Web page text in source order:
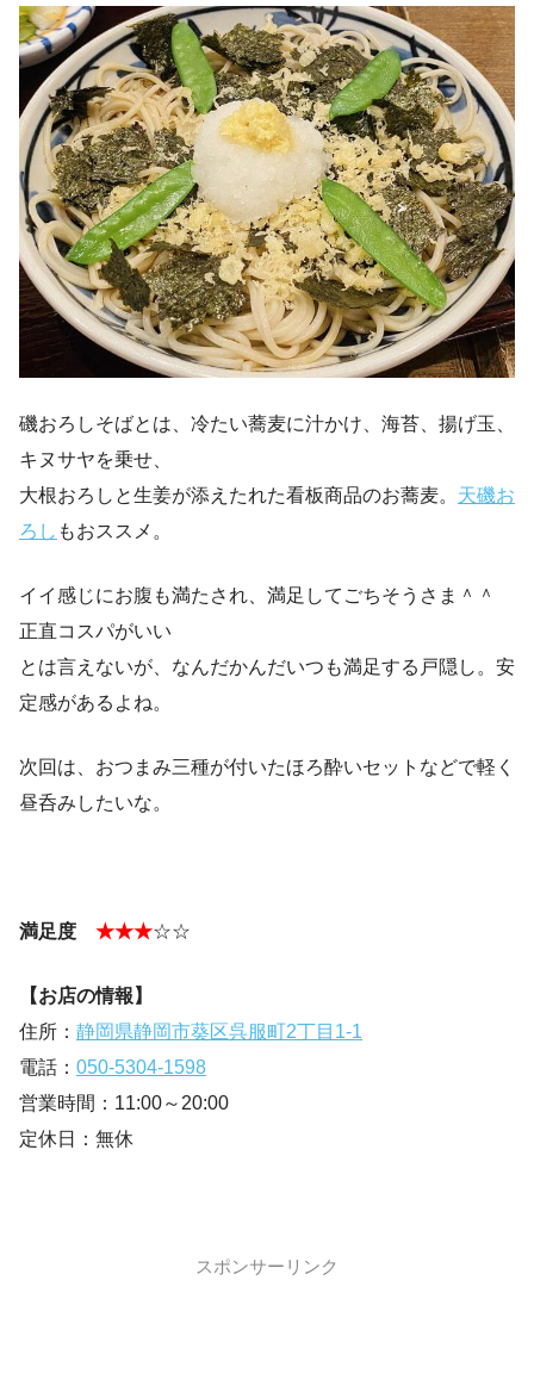
磯おろしそばとは、冷たい蕎麦に汁かけ、海苔、揚げ玉、
キヌサヤを乗せ、
大根おろしと生姜が添えたれた看板商品のお蕎麦。 天磯お
ろし もおススメ。
イイ感じにお腹も満たされ、満足してごちそうさま＾＾
正直コスパがいい
とは言えないが、なんだかんだいつも満足する戸隠し。安
定感があるよね。
次回は、おつまみ三種が付いたほろ酔いセットなどで軽く
昼呑みしたいな。
満足度 ★★★☆☆
【お店の情報】
住所： 静岡県静岡市葵区呉服町2丁目1-1
電話： 050-5304-1598
営業時間：11:00～20:00
定休日：無休
スポンサーリンク